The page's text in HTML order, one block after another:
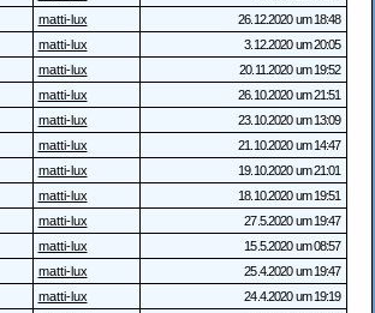
matti-lux
26.12.2020 um 18:48
matti-lux
3.12.2020 um 20:05
matti-lux
20.11.2020 um 19:52
matti-lux
26.10.2020 um 21:51
matti-lux
23.10.2020 um 13:09
matti-lux
21.10.2020 um 14:47
matti-lux
19.10.2020 um 21:01
matti-lux
18.10.2020 um 19:51
matti-lux
27.5.2020 um 19:47
matti-lux
15.5.2020 um 08:57
matti-lux
25.4.2020 um 19:47
matti-lux
24.4.2020 um 19:19